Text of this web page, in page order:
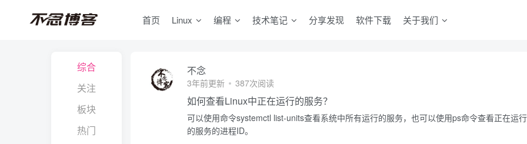
首页 Linux 编程 技术笔记 分享发现 软件下载 关于我们
综合
关注
板块
热门
不念
3年前更新 387次阅读
如何查看Linux中正在运行的服务？
可以使用命令systemctl list-units查看系统中所有运行的服务，也可以使用ps命令查看正在运行
的服务的进程ID。